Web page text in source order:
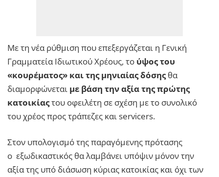
Με τη νέα ρύθμιση που επεξεργάζεται η Γενική
Γραμματεία Ιδιωτικού Χρέους, το ύψος του
«κουρέματος» και της μηνιαίας δόσηςθα
διαμορφώνεται με βάση την αξία της πρώτης
κατοικίαςτου οφειλέτη σε σχέση με το συνολικό
του χρέος προς τράπεζες και servicers.
Στον υπολογισμό της παραγόμενης πρότασης
ο εξωδικαστικός θα λαμβάνει υπόψιν μόνον την
αξία της υπό διάσωση κύριας κατοικίας και όχι των